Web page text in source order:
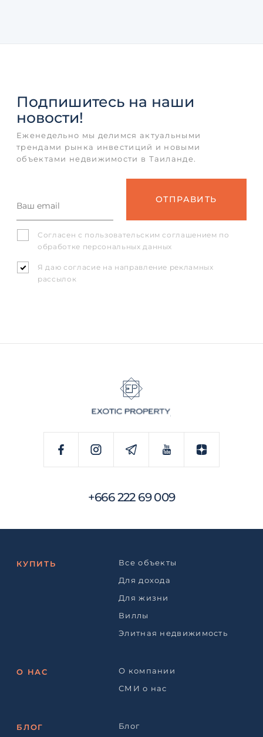
Подпишитесь на наши
новости!
Еженедельно мы делимся актуальными
трендами рынка инвестиций и новыми
объектами недвижимости в Таиланде.
Согласен с пользовательским соглашением по
обработке персональных данных
Я даю согласие на направление рекламных
рассылок
+666 222 69 009
КУПИТЬ
Все объекты
Для дохода
Для жизни
Виллы
Элитная недвижимость
О НАС
О компании
СМИ о нас
БЛОГ Блог